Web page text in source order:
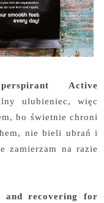
Active
ulubieniec, więc
bo świetnie chroni
nie bieli ubrań i
zamierzam na razie
and recovering for